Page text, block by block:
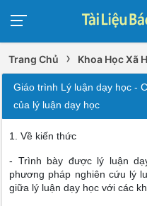
Trang Chủ › Khoa Học Xã
Giáo trình Lý luận dạy học -
của lý luận dạy học
1. Về kiến thức
- Trình bày được lý luận
phương pháp nghiên cứu lý
giữa lý luận dạy học với các